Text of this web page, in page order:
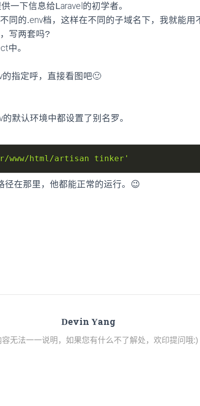
一下信息给Laravel的初学者。
同的.env档，这样在不同的子域名下，我就能
写两套吗?
中。
指定呼，直接看图吧🙂
默认环境中都设置了别名罗。
html/artisan tinker'
径在那里，他都能正常的运行。😉
Devin Yang
容无法一一说明，如果您有什么不了解处，欢印提问哦:)